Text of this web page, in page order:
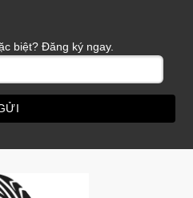
biệt? Đăng ký ngay.